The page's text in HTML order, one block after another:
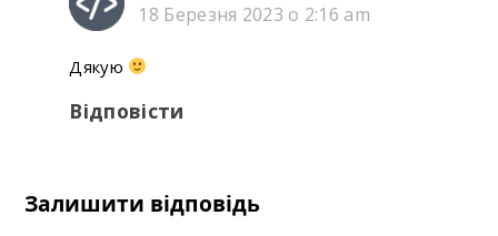
18 Березня 2023 о 2:16 am
Дякую
Відповісти
Залишити відповідь